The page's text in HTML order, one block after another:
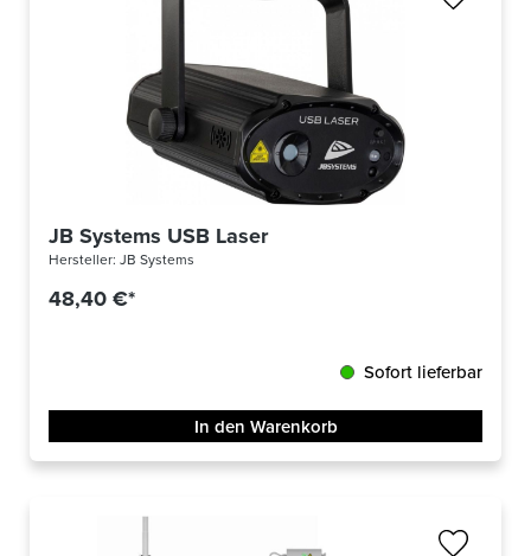
JB Systems USB Laser
Hersteller: JB Systems
48,40 €*
Sofort lieferbar
In den Warenkorb